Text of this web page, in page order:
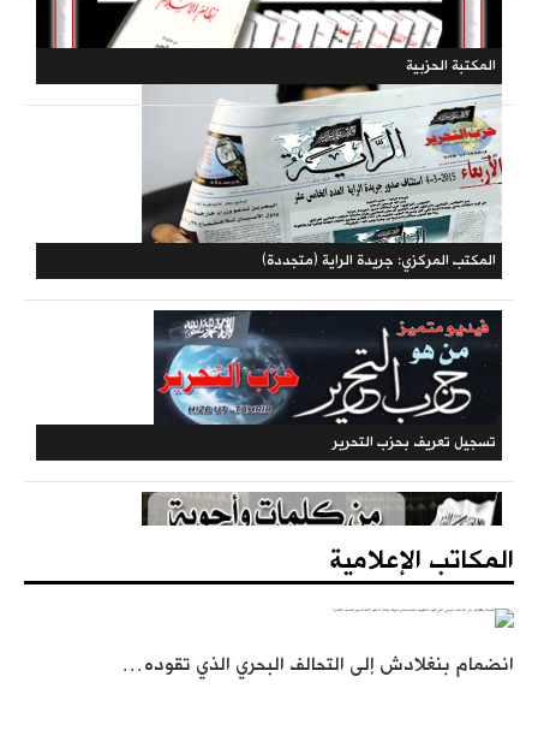
المكتب المركزي: جريدة الراية (متجددة)
حملات الحزب
المكتبة الحزبية
المكاتب الإعلامية
انضمام بنغلادش إلى التحالف البحري الذي تقوده…